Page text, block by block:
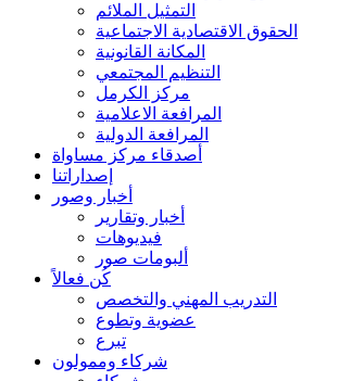
التمثيل الملائم
الحقوق الاقتصادية الاجتماعية
المكانة القانونية
التنظيم المجتمعي
مركز الكرمل
المرافعة الاعلامية
المرافعة الدولية
أصدقاء مركز مساواة
إصداراتنا
أخبار وصور
أخبار وتقارير
فيديوهات
ألبومات صور
كُن فعالاً
التدريب المهني والتخصص
عضوية وتطوع
تبرع
شركاء وممولون